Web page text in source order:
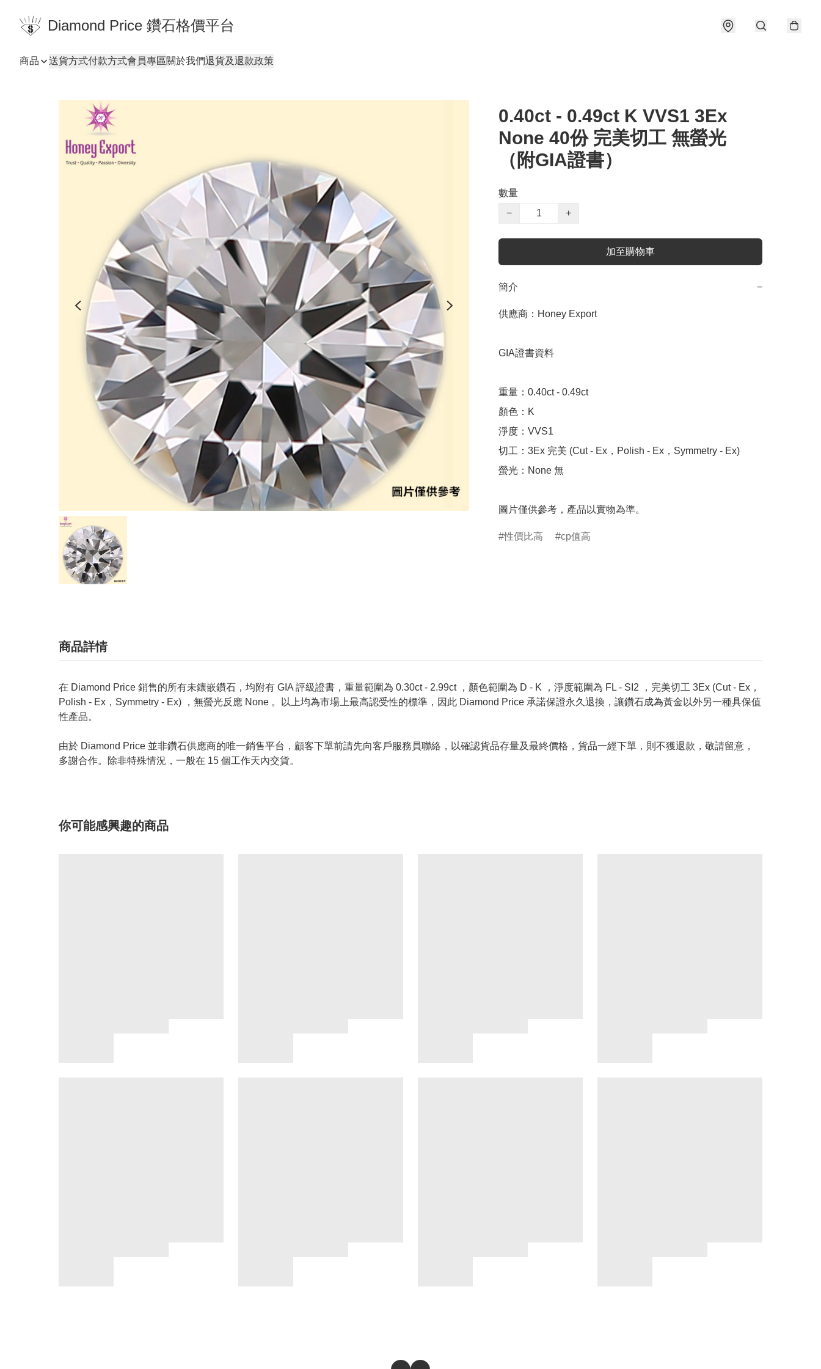
Diamond Price 鑽石格價平台
商品 送貨方式付款方式會員專區關於我們退貨及退款政策
0.40ct - 0.49ct K VVS1 3Ex
None 40份 完美切工 無螢光
（附GIA證書）
數量
−
+
加至購物車
簡介 −
供應商：Honey Export
GIA證書資料
重量：0.40ct - 0.49ct
顏色：K
淨度：VVS1
切工：3Ex 完美 (Cut - Ex，Polish - Ex，Symmetry - Ex)
螢光：None 無
圖片僅供參考，產品以實物為準。
性價比高 cp值高
商品詳情
在 Diamond Price 銷售的所有未鑲嵌鑽石，均附有 GIA 評級證書，重量範圍為 0.30ct - 2.99ct ，顏色範圍為 D - K ，淨度範圍為 FL - SI2 ，完美切工 3Ex (Cut - Ex，
Polish - Ex，Symmetry - Ex) ，無螢光反應 None 。以上均為市場上最高認受性的標準，因此 Diamond Price 承諾保證永久退換，讓鑽石成為黃金以外另一種具保值
性產品。
由於 Diamond Price 並非鑽石供應商的唯一銷售平台，顧客下單前請先向客戶服務員聯絡，以確認貨品存量及最終價格，貨品一經下單，則不獲退款，敬請留意，
多謝合作。除非特殊情況，一般在 15 個工作天內交貨。
你可能感興趣的商品